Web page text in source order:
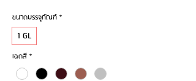
ขนาดบรรจุภัณฑ์ *
1 GL
เฉดสี *